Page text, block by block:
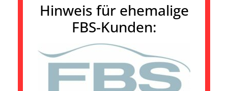
Hinweis für ehemalige
FBS-Kunden: